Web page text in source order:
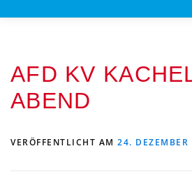
TERMINE MITMACHEN!
AFD KV
ABEND
VERÖFFENTLICHT AM 24. DEZEMBER